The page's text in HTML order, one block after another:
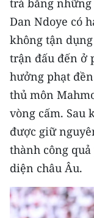
trả bằng
Dan Ndoye có
không tận
trận đấu đến ở
hưởng phạt
thủ môn
vòng cấm. Sau
được giữ
thành công
diện châu Âu.